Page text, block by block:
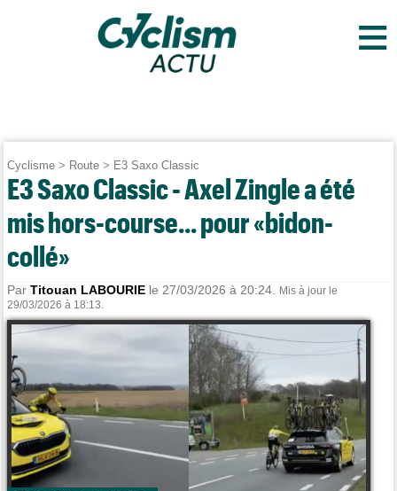
≡
Cyclisme > Route > E3 Saxo Classic
E3 Saxo Classic - Axel Zingle a été
mis hors-course... pour «bidon-
collé»
ParTitouan LABOURIE le 27/03/2026 à 20:24.
Mis à jour le
29/03/2026 à 18:13.